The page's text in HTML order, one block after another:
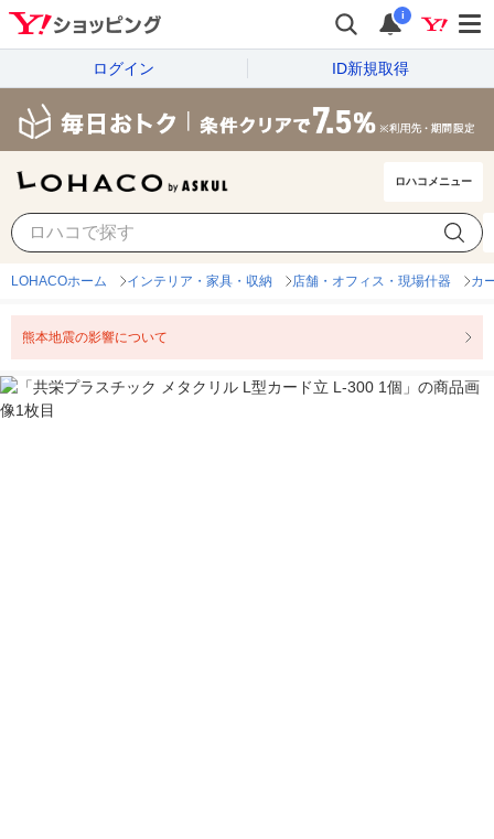
i
ログイン ID新規取得
ロハコメニュー
LOHACOホーム インテリア・家具・収納 店舗・オフィス・現場什器 カ
熊本地震の影響について